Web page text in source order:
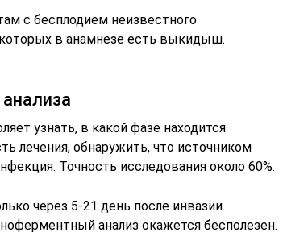
с бесплодием неизвестного
в анамнезе есть выкидыш.
узнать, в какой фазе находится
лечения, обнаружить, что источником
Точность исследования около 60%.
через 5-21 день после инвазии.
анализ окажется бесполезен.